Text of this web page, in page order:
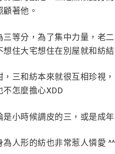
著他。
三等分，為了集中力量，老
住大宅想住在別屋就和紡
，三和紡本來就很互相珍視
不怎麼擔心XDD
小時候調皮的三，或是成
人形的紡也非常惹人憐愛 ^^